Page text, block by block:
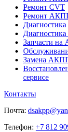
Ремонт CVT
Ремонт
Запчасти
Замена
сервисе
Контакты
Почта:
Телефон: +7 812